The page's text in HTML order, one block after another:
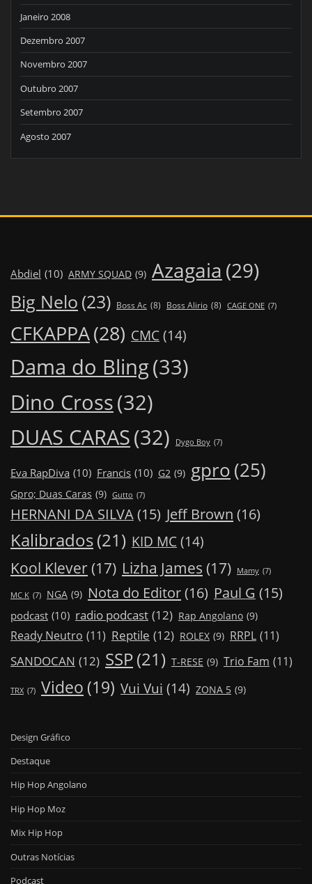
Janeiro 2008
Dezembro 2007
Novembro 2007
Outubro 2007
Setembro 2007
Agosto 2007
Abdiel (10) ARMY SQUAD (9) Azagaia (29)
Big Nelo (23) Boss Ac (8) Boss Alirio (8) CAGE ONE (7)
CFKAPPA(28) CMC (14)
Dama do Bling(33)
Dino Cross(32)
DUAS CARAS(32) Dygo Boy (7)
Eva RapDiva (10) Francis (10) G2 (9) gpro(25)
Gpro; Duas Caras (9) Gutto (7)
HERNANI DA SILVA(15) Jeff Brown (16)
Kalibrados(21) KID MC (14)
Kool Klever (17) Lizha James (17) Mamy (7)
MC K (7) NGA (9) Nota do Editor(16) Paul G (15)
podcast (10) radio podcast (12) Rap Angolano (9)
Ready Neutro (11) Reptile (12) ROLEX (9) RRPL (11)
SANDOCAN (12) SSP(21) T-RESE (9) Trio Fam (11)
TRX (7) Video (19) Vui Vui (14) ZONA 5 (9)
Design Gráfico
Destaque
Hip Hop Angolano
Hip Hop Moz
Mix Hip Hop
Outras Notícias
Podcast